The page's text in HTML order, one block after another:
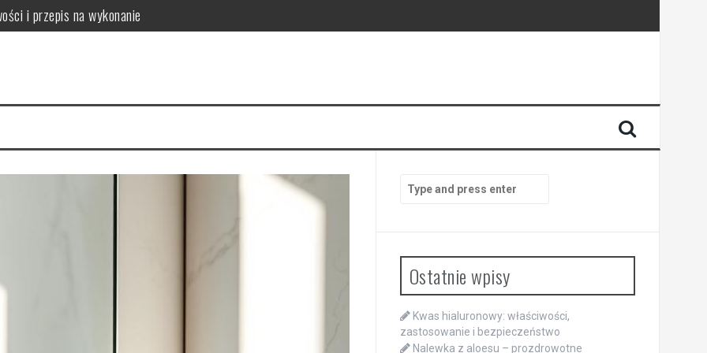
i przepis na wykonanie
w pielęgnacji skóry
dla zdrowia jamy ustnej, zębów i przyzębia
for:
Ostatnie wpisy
Kwas hialuronowy: właściwości,
zastosowanie i bezpieczeństwo
Nalewka z aloesu – prozdrowotne